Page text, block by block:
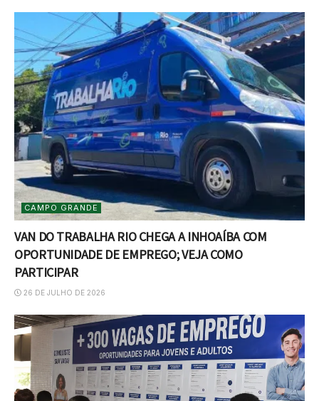
CAMPO GRANDE
VAN DO TRABALHA RIO CHEGA A INHOAÍBA COM
OPORTUNIDADE DE EMPREGO; VEJA COMO
PARTICIPAR
26 DE JULHO DE 2026